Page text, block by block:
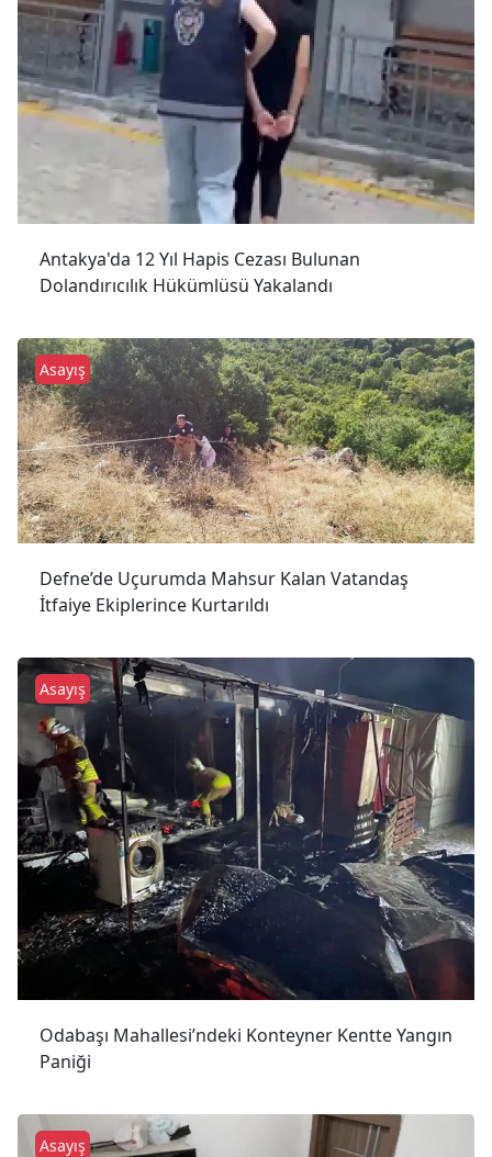
Antakya'da 12 Yıl Hapis Cezası Bulunan
Dolandırıcılık Hükümlüsü Yakalandı
Defne’de Uçurumda Mahsur Kalan Vatandaş
İtfaiye Ekiplerince Kurtarıldı
Asayış
Odabaşı Mahallesi’ndeki Konteyner Kentte Yangın
Paniği
Asayış
Asayış